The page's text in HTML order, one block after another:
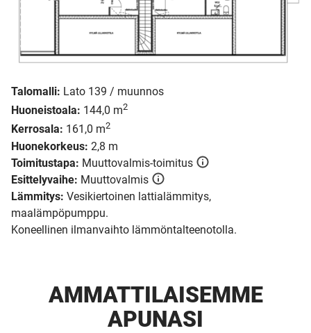
Talomalli: Lato 139 / muunnos
Huoneistoala: 144,0 m2
Kerrosala: 161,0 m2
Huonekorkeus: 2,8 m
Toimitustapa: Muuttovalmis-toimitus
Esittelyvaihe: Muuttovalmis
Lämmitys: Vesikiertoinen lattialämmitys,
maalämpöpumppu.
Koneellinen ilmanvaihto lämmöntalteenotolla.
AMMATTI­LAISEMME
APUNASI